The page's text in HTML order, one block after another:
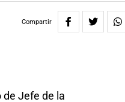
Compartir
de Jefe de la